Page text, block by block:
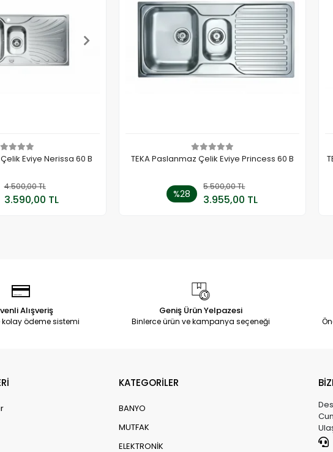
Eviye Nerissa 60 B
4.500,00 TL
3.590,00 TL
Sepete Ekle
TEKA Paslanmaz Çelik Eviye Princess 60 B
%28
5.500,00 TL
3.955,00 TL
Sepete Ekle
Alışveriş
kolay ödeme sistemi
Geniş Ürün Yelpazesi
Binlerce ürün ve kampanya seçeneği
KATEGORİLER
BANYO
MUTFAK
ELEKTRONİK